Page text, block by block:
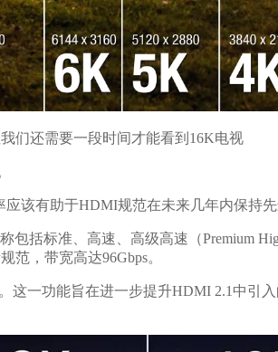
们还需要一段时间才能看到16K电视
该有助于HDMI规范在未来几年内保持先
括标准、高速、高级高速（Premium
范，带宽高达96Gbps。
一功能旨在进一步提升HDMI 2.1中引